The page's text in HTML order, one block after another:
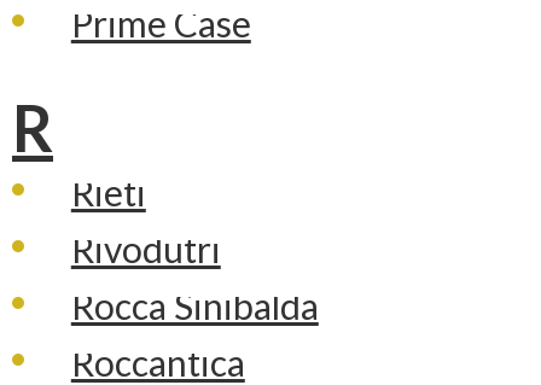
Prime Case
R
Rieti
Rivodutri
Rocca Sinibalda
Roccantica